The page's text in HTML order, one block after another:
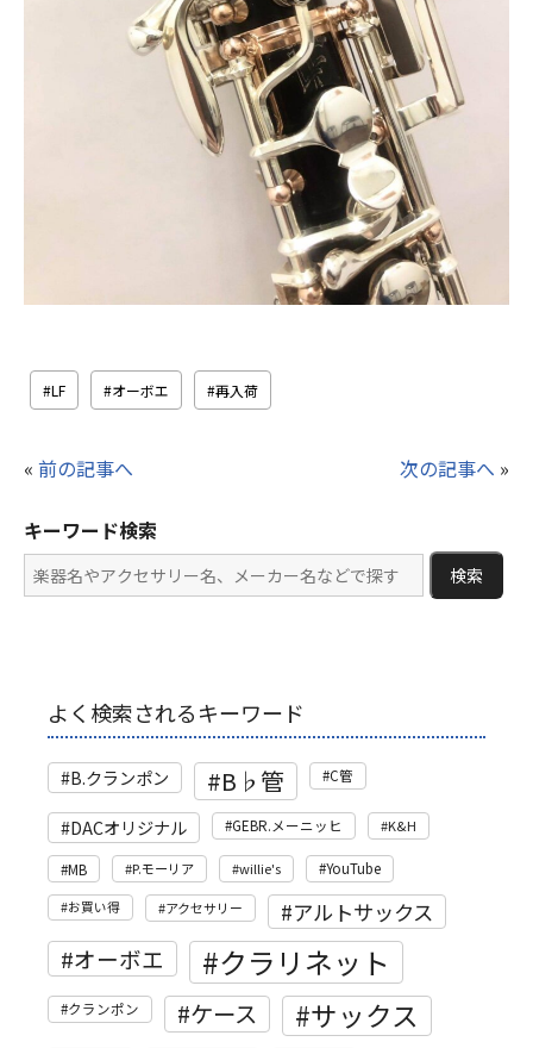
LF オーボエ 再入荷
« 前の記事へ 次の記事へ »
キーワード検索
検索
よく検索されるキーワード
B.クランポン B♭管 C管
DACオリジナル GEBR.メーニッヒ K&H
MB P.モーリア willie's YouTube
お買い得 アクセサリー アルトサックス
オーボエ クラリネット
クランポン ケース サックス